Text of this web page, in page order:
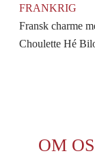
FRANKRIG
Fransk charme
Choulette Hé
OM OS